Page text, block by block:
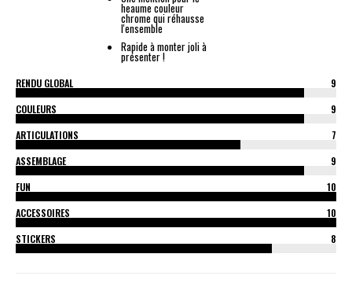
heaume couleur
chrome qui réhausse
l'ensemble
Rapide à monter joli à
présenter !
RENDU GLOBAL
9
COULEURS
9
ARTICULATIONS
7
ASSEMBLAGE
9
FUN
10
ACCESSOIRES
10
STICKERS
8